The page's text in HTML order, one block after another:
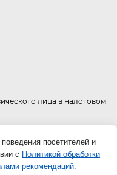
лица в налоговом
посетителей и
с Политикой обработки
рекомендаций.